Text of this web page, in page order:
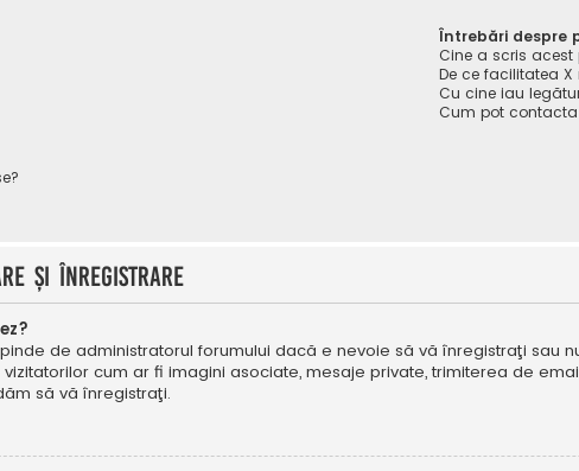
Întrebări despre
Cine a scris acest
De ce facilitatea
Cu cine iau
Cum pot
şi înregistrare
de administratorul forumului dacă e nevoie să vă înregistraţi sau
cum ar fi imagini asociate, mesaje private, trimiterea de
să vă înregistraţi.